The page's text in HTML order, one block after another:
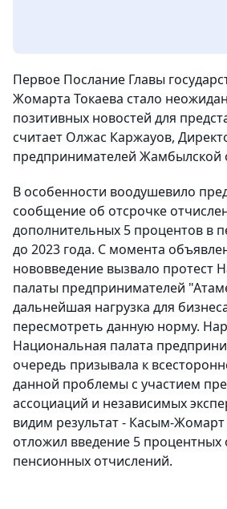
Первое Послание Главы
Жомарта Токаева стало
позитивных новостей для
считает Олжас Каржауов,
предпринимателей Жамбылской
В особенности воодушевило
сообщение об отсрочке
дополнительных 5 процентов в
до 2023 года. С момента
нововведение вызвало протест
палаты предпринимателей
дальнейшая нагрузка для
пересмотреть данную норму.
Национальная палата
очередь призывала к
данной проблемы с участием
ассоциаций и независимых
видим результат - Касым-
отложил введение 5 процентных
пенсионных отчислений.